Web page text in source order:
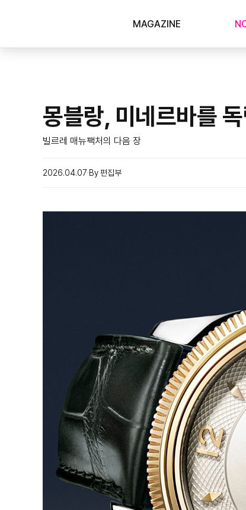
MAGAZINE
몽블랑, 미네르바를
빌르레 매뉴팩처의 다음 장
2026.04.07 By 편집부